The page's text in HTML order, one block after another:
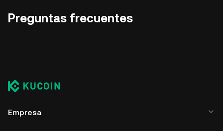
Preguntas frecuentes
Empresa